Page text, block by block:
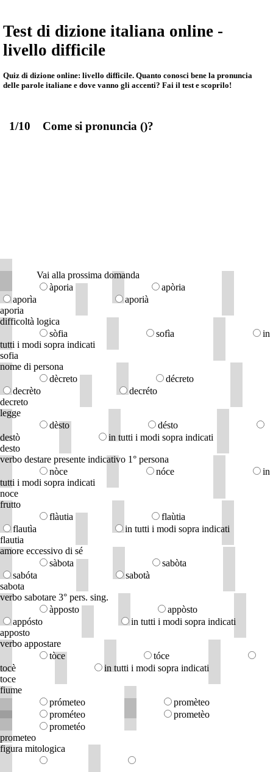
Test di dizione italiana online -
livello difficile
Quiz di dizione online: livello difficile. Quanto conosci bene la pronuncia
delle parole italiane e dove vanno gli accenti? Fai il test e scoprilo!
1/10 Come si pronuncia ()?
Vai alla prossima domanda
àporia
apòria
aporìa
aporià
aporia
difficoltà logica
sòfia
sofìa
in
tutti i modi sopra indicati
sofia
nome di persona
dècreto
décreto
decrèto
decréto
decreto
legge
dèsto
désto
destò
in tutti i modi sopra indicati
desto
verbo destare presente indicativo 1° persona
nòce
nóce
in
tutti i modi sopra indicati
noce
frutto
flàutia
flaùtia
flautìa
in tutti i modi sopra indicati
flautia
amore eccessivo di sé
sàbota
sabòta
sabóta
sabotà
sabota
verbo sabotare 3° pers. sing.
àpposto
appòsto
appósto
in tutti i modi sopra indicati
apposto
verbo appostare
tòce
tóce
tocè
in tutti i modi sopra indicati
toce
fiume
prómeteo
promèteo
prométeo
prometèo
prometéo
prometeo
figura mitologica